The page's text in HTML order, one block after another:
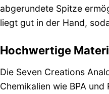
abgerundete Spitze
liegt gut in der Hand,
Hochwertige
Die Seven Creations
Chemikalien wie BPA